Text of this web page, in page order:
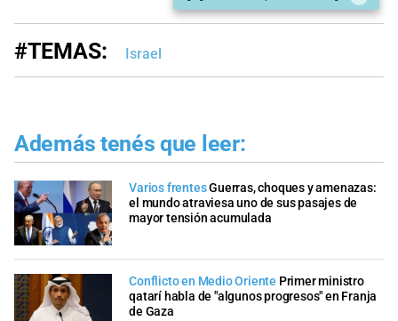
#TEMAS: Israel
Además tenés que leer:
Varios frentesGuerras, choques y amenazas:
el mundo atraviesa uno de sus pasajes de
mayor tensión acumulada
Conflicto en Medio Oriente Primer ministro
qatarí habla de "algunos progresos" en Franja
de Gaza